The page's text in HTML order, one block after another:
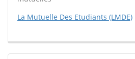
La Mutuelle Des Etudiants (LMDE)